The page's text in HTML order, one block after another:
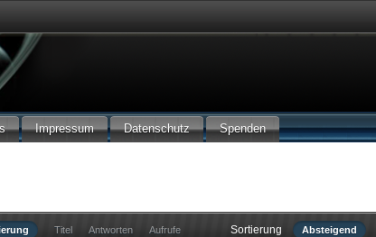
Impressum Datenschutz Spenden
Titel Antworten Aufrufe Sortierung Absteigend